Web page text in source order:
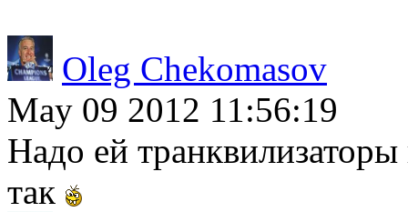
Oleg Chekomasov
May 09 2012 11:56:19
Надо ей
так